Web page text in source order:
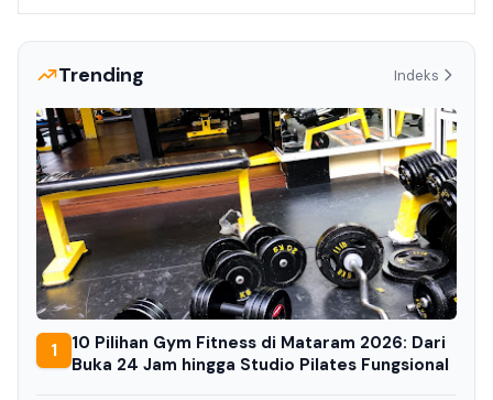
Trending Indeks
1
10 Pilihan Gym Fitness di Mataram 2026: Dari
Buka 24 Jam hingga Studio Pilates Fungsional